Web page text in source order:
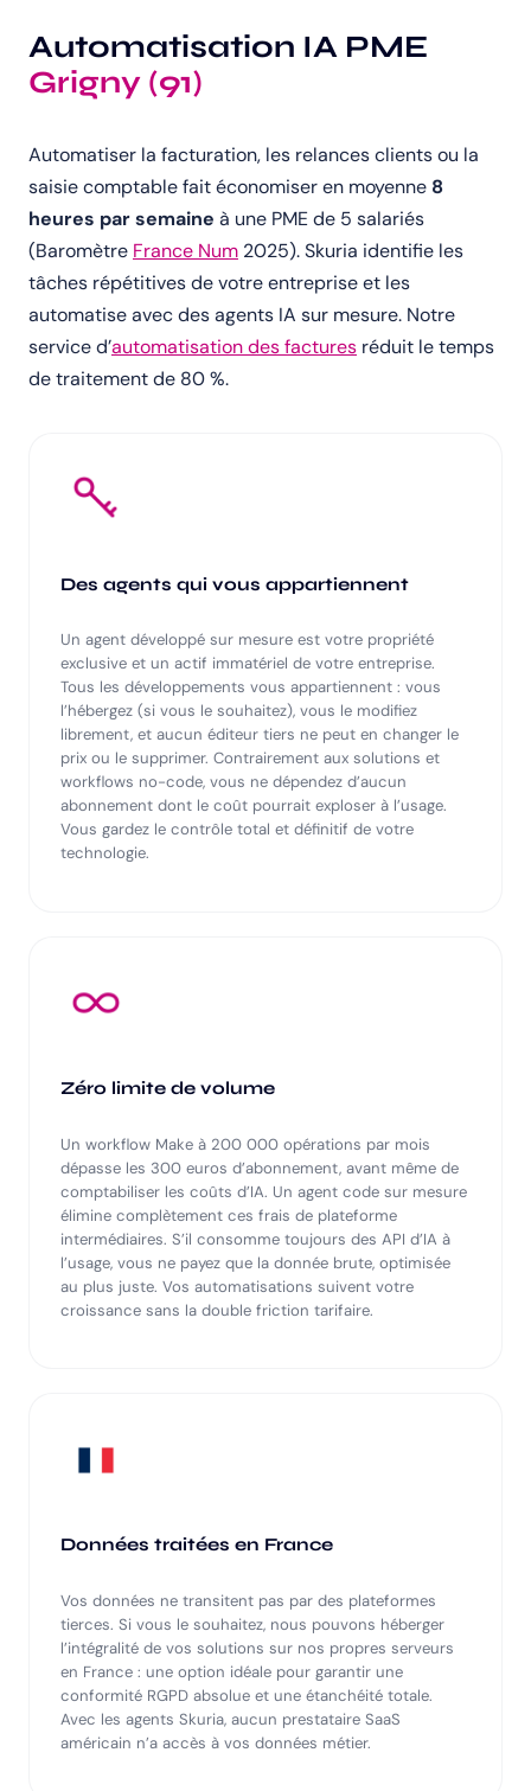
Automatisation IA PME
Grigny (91)
Automatiser la facturation, les relances clients ou la
saisie comptable fait économiser en moyenne 8
heures par semaine à une PME de 5 salariés
(Baromètre France Num 2025). Skuria identifie les
tâches répétitives de votre entreprise et les
automatise avec des agents IA sur mesure. Notre
service d’automatisation des factures réduit le temps
de traitement de 80 %.
Des agents qui vous appartiennent
Un agent développé sur mesure est votre propriété
exclusive et un actif immatériel de votre entreprise.
Tous les développements vous appartiennent : vous
l’hébergez (si vous le souhaitez), vous le modifiez
librement, et aucun éditeur tiers ne peut en changer le
prix ou le supprimer. Contrairement aux solutions et
workflows no-code, vous ne dépendez d’aucun
abonnement dont le coût pourrait exploser à l’usage.
Vous gardez le contrôle total et définitif de votre
technologie.
Zéro limite de volume
Un workflow Make à 200 000 opérations par mois
dépasse les 300 euros d’abonnement, avant même de
comptabiliser les coûts d’IA. Un agent code sur mesure
élimine complètement ces frais de plateforme
intermédiaires. S’il consomme toujours des API d’IA à
l’usage, vous ne payez que la donnée brute, optimisée
au plus juste. Vos automatisations suivent votre
croissance sans la double friction tarifaire.
Données traitées en France
Vos données ne transitent pas par des plateformes
tierces. Si vous le souhaitez, nous pouvons héberger
l’intégralité de vos solutions sur nos propres serveurs
en France : une option idéale pour garantir une
conformité RGPD absolue et une étanchéité totale.
Avec les agents Skuria, aucun prestataire SaaS
américain n’a accès à vos données métier.